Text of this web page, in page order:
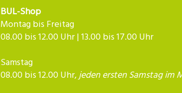
BUL-Shop
Montag bis Freitag
08.00 bis 12.00 Uhr | 13.00 bis 17.00 Uhr
Samstag
08.00 bis 12.00 Uhr,jeden ersten Samstag im